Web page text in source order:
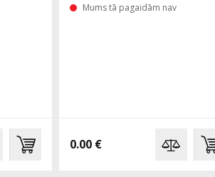
Mums tā pagaidām nav
0.00 €